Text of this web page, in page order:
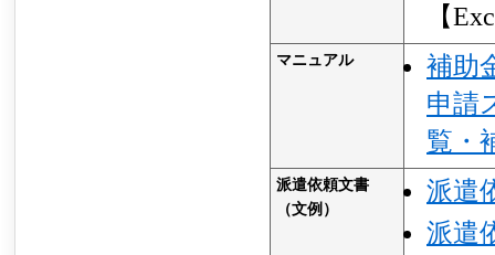
【
マニュアル
補助
申請
覧・
派遣依頼文書
（文例）
派遣
派遣